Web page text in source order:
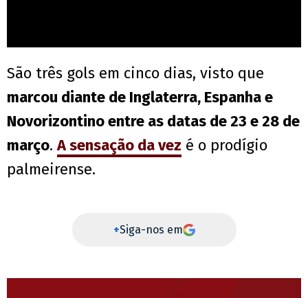
São três gols em cinco dias, visto que
marcou diante de Inglaterra, Espanha e
Novorizontino entre as datas de 23 e 28 de
março.A sensação da vez é o prodígio
palmeirense.
+Siga-nos em